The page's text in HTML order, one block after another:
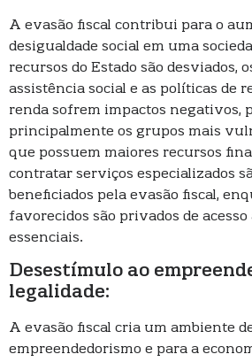
A evasão fiscal contribui para o
desigualdade social em uma
recursos do Estado são desviados,
assistência social e as políticas de
renda sofrem impactos negativos,
principalmente os grupos mais
que possuem maiores recursos
contratar serviços especializados
beneficiados pela evasão fiscal,
favorecidos são privados de acesso
essenciais.
Desestímulo ao
legalidade:
A evasão fiscal cria um ambiente
empreendedorismo e para a